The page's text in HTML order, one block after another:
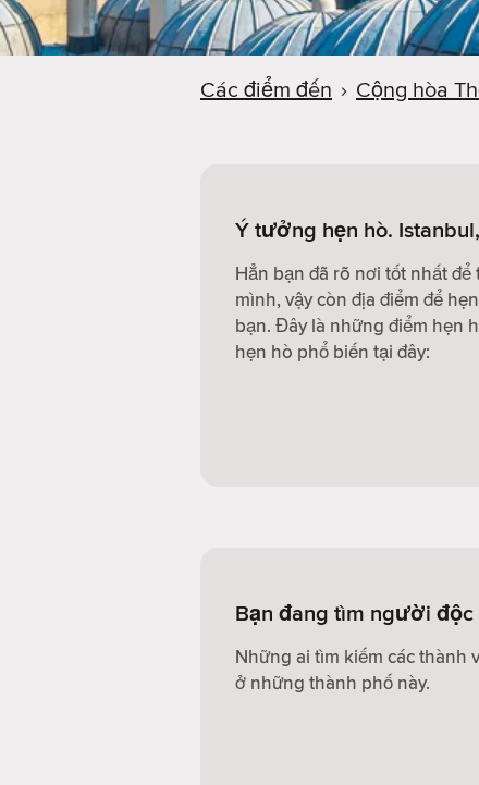
Các điểm đến › Cộng hòa
Ý tưởng hẹn hò.
Hẳn bạn đã rõ nơi tốt nhất
mình, vậy còn địa điểm để
bạn. Đây là những điểm hẹn
hẹn hò phổ biến tại đây:
Bạn đang tìm người độc
Những ai tìm kiếm các thành
ở những thành phố này.